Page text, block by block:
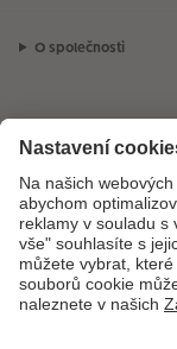
O společnosti
Máte-li jakékoli
neváhejte nás